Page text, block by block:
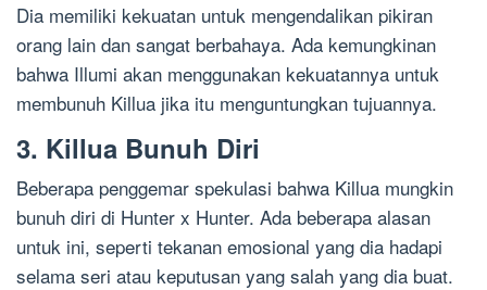
Dia memiliki kekuatan untuk mengendalikan pikiran
orang lain dan sangat berbahaya. Ada kemungkinan
bahwa Illumi akan menggunakan kekuatannya untuk
membunuh Killua jika itu menguntungkan tujuannya.
3. Killua Bunuh Diri
Beberapa penggemar spekulasi bahwa Killua mungkin
bunuh diri di Hunter x Hunter. Ada beberapa alasan
untuk ini, seperti tekanan emosional yang dia hadapi
selama seri atau keputusan yang salah yang dia buat.